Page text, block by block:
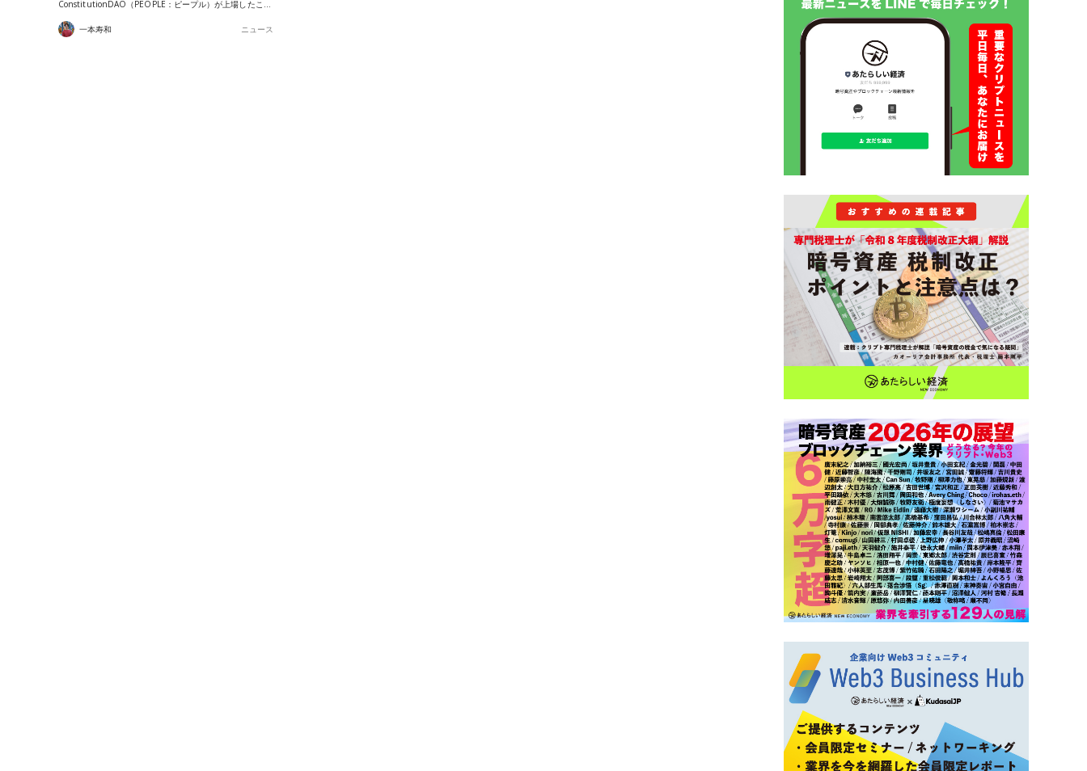
ConstitutionDAO（PEOPLE：ピープル）が上場したこ…
一本寿和 ニュース